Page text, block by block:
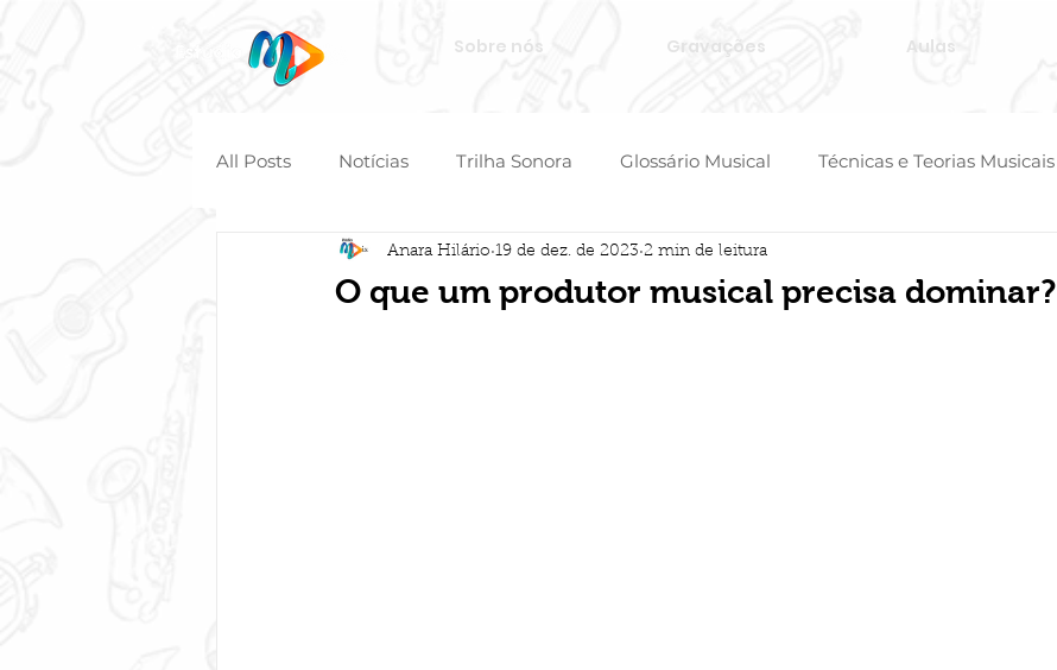
Sobre nós Gravações Aulas
All Posts Notícias Trilha Sonora Glossário Musical Técnicas e Teorias Musicais
O que um produtor musical precisa dominar?
Anara Hilário 19 de dez. de 2023 2 min de leitura